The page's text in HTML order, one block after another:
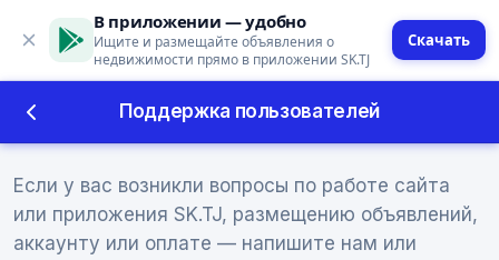
В приложении — удобно
Ищите и размещайте объявления о
недвижимости прямо в приложении SK.TJ
Скачать
Поддержка пользователей
Поддержка пользователей
Если у вас возникли вопросы по работе сайта
или приложения SK.TJ, размещению объявлений,
аккаунту или оплате — напишите нам или